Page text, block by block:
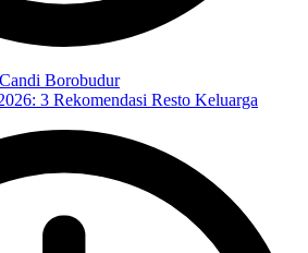
3 Rekomendasi Resto Keluarga